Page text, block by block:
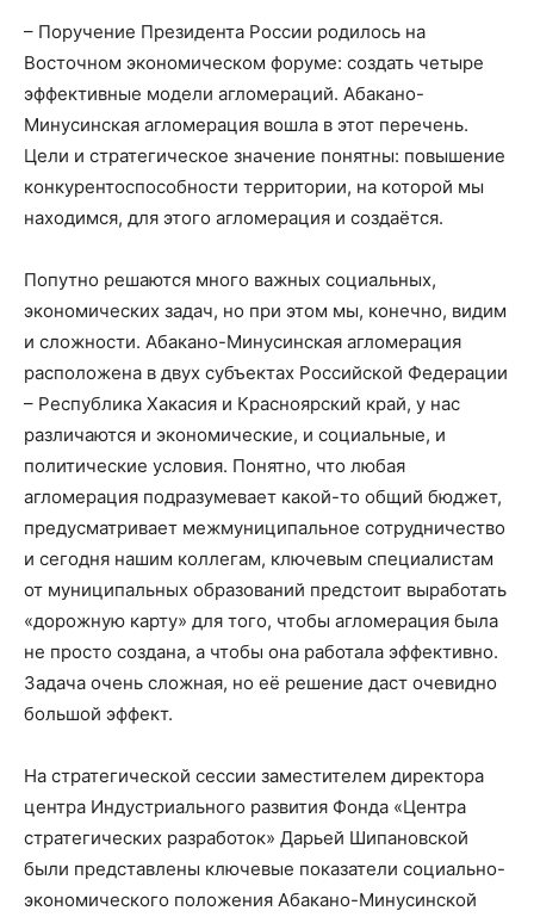
– Поручение Президента России родилось на
Восточном экономическом форуме: создать четыре
эффективные модели агломераций. Абакано-
Минусинская агломерация вошла в этот перечень.
Цели и стратегическое значение понятны: повышение
конкурентоспособности территории, на которой мы
находимся, для этого агломерация и создаётся.
Попутно решаются много важных социальных,
экономических задач, но при этом мы, конечно, видим
и сложности. Абакано-Минусинская агломерация
расположена в двух субъектах Российской Федерации
– Республика Хакасия и Красноярский край, у нас
различаются и экономические, и социальные, и
политические условия. Понятно, что любая
агломерация подразумевает какой-то общий бюджет,
предусматривает межмуниципальное сотрудничество
и сегодня нашим коллегам, ключевым специалистам
от муниципальных образований предстоит выработать
«дорожную карту» для того, чтобы агломерация была
не просто создана, а чтобы она работала эффективно.
Задача очень сложная, но её решение даст очевидно
большой эффект.
На стратегической сессии заместителем директора
центра Индустриального развития Фонда «Центра
стратегических разработок» Дарьей Шипановской
были представлены ключевые показатели социально-
экономического положения Абакано-Минусинской